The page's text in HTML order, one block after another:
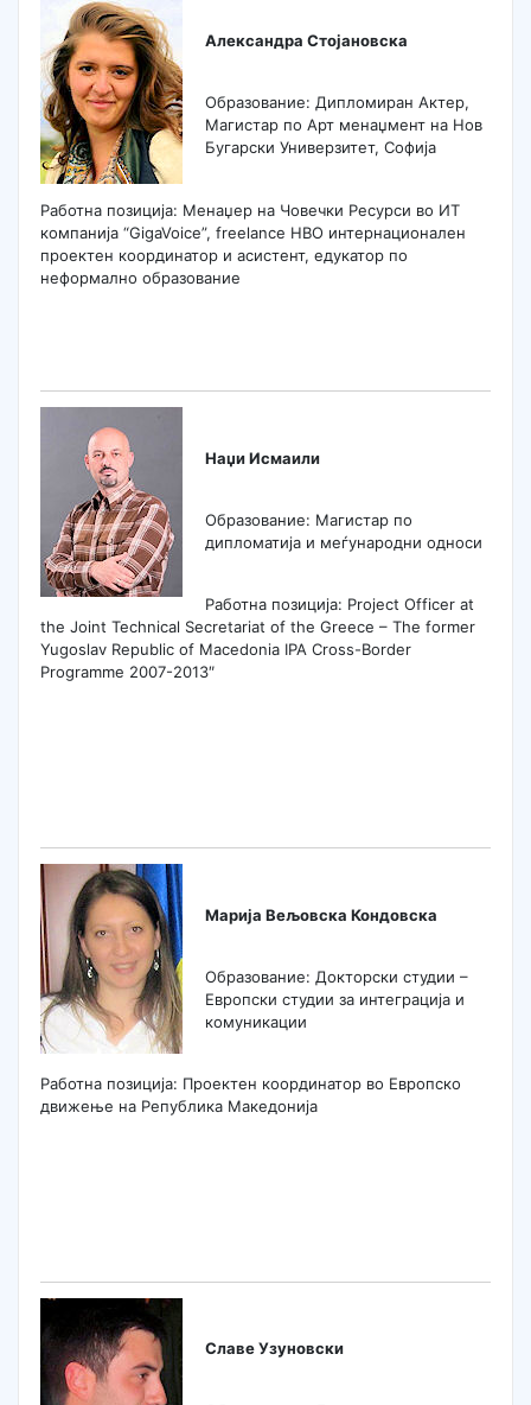
Александра Стојановска
Образование: Дипломиран Актер,
Магистар по Арт менаџмент на Нов
Бугарски Универзитет, Софија
Работна позиција: Менаџер на Човечки Ресурси во ИТ
компанија “GigaVoice”, freelance НВО интернационален
проектен координатор и асистент, едукатор по
неформално образование
Наџи Исмаили
Образование: Магистар по
дипломатија и меѓународни односи
Работна позиција: Project Officer at
the Joint Technical Secretariat of the Greece – The former
Yugoslav Republic of Macedonia IPA Cross-Border
Programme 2007-2013″
Марија Вељовска Кондовска
Образование: Докторски студии –
Европски студии за интеграција и
комуникации
Работна позиција: Проектен координатор во Европско
движење на Република Македонија
Славе Узуновски